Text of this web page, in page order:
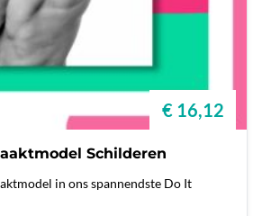
€ 16,12
Schilderen
in ons spannendste Do It